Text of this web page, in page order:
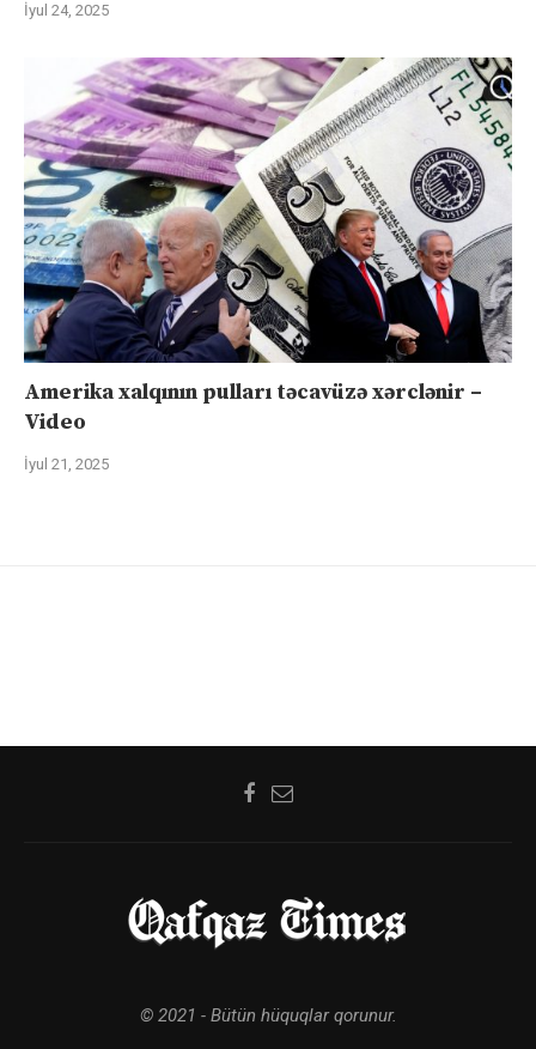
İyul 24, 2025
Amerika xalqının pulları təcavüzə xərclənir –
Video
İyul 21, 2025
© 2021 - Bütün hüquqlar qorunur.